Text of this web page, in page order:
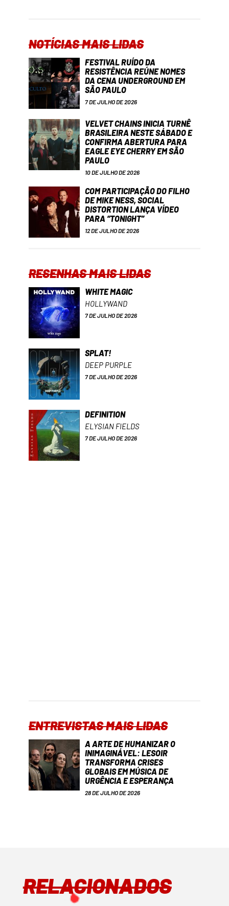
NOTÍCIAS MAIS LIDAS
FESTIVAL RUÍDO DA
RESISTÊNCIA REÚNE NOMES
DA CENA UNDERGROUND EM
SÃO PAULO
7 DE JULHO DE 2026
VELVET CHAINS INICIA TURNÊ
BRASILEIRA NESTE SÁBADO E
CONFIRMA ABERTURA PARA
EAGLE EYE CHERRY EM SÃO
PAULO
10 DE JULHO DE 2026
COM PARTICIPAÇÃO DO FILHO
DE MIKE NESS, SOCIAL
DISTORTION LANÇA VÍDEO
PARA “TONIGHT”
12 DE JULHO DE 2026
RESENHAS MAIS LIDAS
WHITE MAGIC
HOLLYWAND
7 DE JULHO DE 2026
SPLAT!
DEEP PURPLE
7 DE JULHO DE 2026
DEFINITION
ELYSIAN FIELDS
7 DE JULHO DE 2026
ENTREVISTAS MAIS LIDAS
A ARTE DE HUMANIZAR O
INIMAGINÁVEL: LESOIR
TRANSFORMA CRISES
GLOBAIS EM MÚSICA DE
URGÊNCIA E ESPERANÇA
28 DE JULHO DE 2026
RELACIONADOS